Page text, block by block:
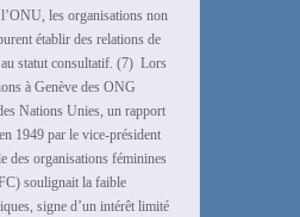
les organisations non
établir des relations de
statut consultatif. (7) Lors
à Genève des ONG
Nations Unies, un rapport
1949 par le vice-président
des organisations féminines
soulignait la faible
signe d’un intérêt limité